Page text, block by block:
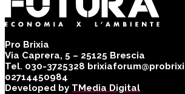
Pro Brixia
Via Caprera, 5 – 25125 Brescia
Tel. 030-3725328
02714450984
Developed by TMedia Digital